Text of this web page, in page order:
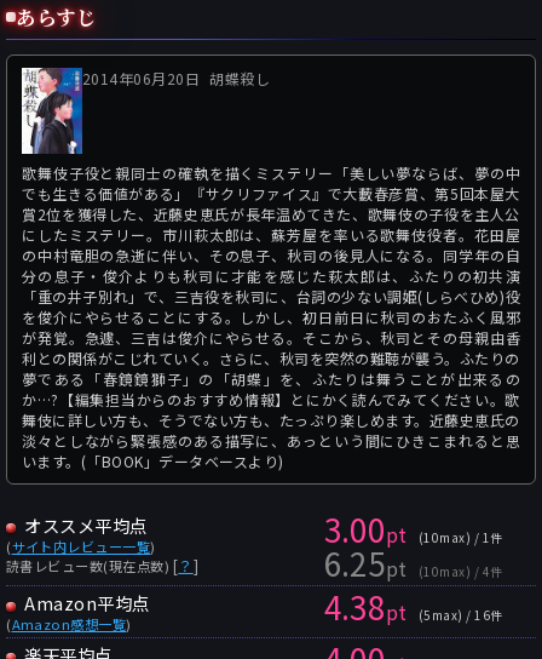
あらすじ
2014年06月20日 胡蝶殺し
歌舞伎子役と親同士の確執を描くミステリー「美しい夢ならば、夢の中
でも生きる価値がある」『サクリファイス』で大藪春彦賞、第5回本屋大
賞2位を獲得した、近藤史恵氏が長年温めてきた、歌舞伎の子役を主人公
にしたミステリー。市川萩太郎は、蘇芳屋を率いる歌舞伎役者。花田屋
の中村竜胆の急逝に伴い、その息子、秋司の後見人になる。同学年の自
分の息子・俊介よりも秋司に才能を感じた萩太郎は、ふたりの初共演
「重の井子別れ」で、三吉役を秋司に、台詞の少ない調姫(しらべひめ)役
を俊介にやらせることにする。しかし、初日前日に秋司のおたふく風邪
が発覚。急遽、三吉は俊介にやらせる。そこから、秋司とその母親由香
利との関係がこじれていく。さらに、秋司を突然の難聴が襲う。ふたりの
夢である「春鏡鏡獅子」の「胡蝶」を、ふたりは舞うことが出来るの
か…?【編集担当からのおすすめ情報】とにかく読んでみてください。歌
舞伎に詳しい方も、そうでない方も、たっぷり楽しめます。近藤史恵氏の
淡々としながら緊張感のある描写に、あっという間にひきこまれると思
います。(「BOOK」データベースより)
オススメ平均点
(サイト内レビュー一覧)
読書レビュー数(現在点数) [？ ]
3.00pt (10max) / 1件
6.25pt (10max) / 4件
Amazon平均点
(Amazon感想一覧) 4.38pt (5max) / 16件